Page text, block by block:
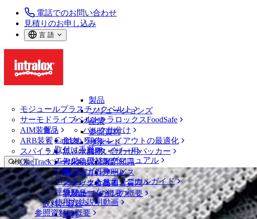
電話でのお問い合わせ
見積りのお申し込み
言 語
製品
モジュールプラスチックベルト
サーモドライブベルト
AIM装置
ARB装置
スパイラル
OneTrackツールおよび部品
ソリューションズ
イントラロックスFoodSafe
バルク仕分け
ラインレイアウトの最適化
パレタイザー用パッカー
専門知識
サービス
技術
ソリューションの概要
産業
食品
食肉、鶏肉
魚と水産物
青果物
製パン
スナック食品
乳製品
飲料と容器
飲料
参照資料
CalcLab
取付け手順
エンジニアリングマニュアル
CADファイル
パンフレット・テクニカルガイド
評価フォーム
使用方法説明動画
参照資料の概要
サポート
お問い合わせ
保証
方針声明
よくあるご質問
サポートの概要
検 索
メニューを開く
ベルトファインダー
ベルトファインダー
モジュールプラスチックベルト